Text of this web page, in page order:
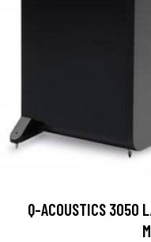
Q-ACOUSTICS 3050